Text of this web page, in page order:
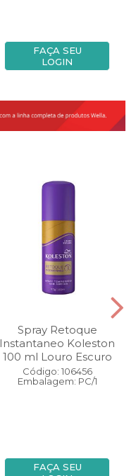
FAÇA SEU
LOGIN
Spray Retoque
Instantaneo Koleston
100 ml Louro Escuro
Código: 106456
Embalagem: PC/1
FAÇA SEU